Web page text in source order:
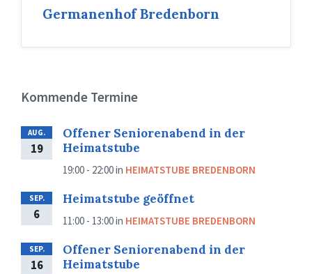
Germanenhof Bredenborn
Kommende Termine
AUG.
19
Offener Seniorenabend in der
Heimatstube
19:00 - 22:00in HEIMATSTUBE BREDENBORN
SEP.
6
Heimatstube geöffnet
11:00 - 13:00in HEIMATSTUBE BREDENBORN
SEP.
16
Offener Seniorenabend in der
Heimatstube